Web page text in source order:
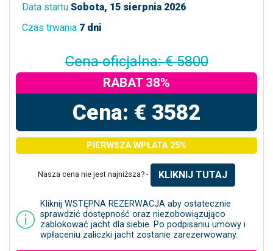
Data startu Sobota, 15 sierpnia 2026
Czas trwania 7 dni
Cena oficjalna: € 5800
RABAT 38%
Cena: € 3582
PIERWSZA WPŁATA 25%
Nasza cena nie jest najniższa? - KLIKNIJ TUTAJ
Kliknij WSTĘPNA REZERWACJA aby ostatecznie
sprawdzić dostępność oraz niezobowiązująco
zablokować jacht dla siebie. Po podpisaniu umowy i
wpłaceniu zaliczki jacht zostanie zarezerwowany.